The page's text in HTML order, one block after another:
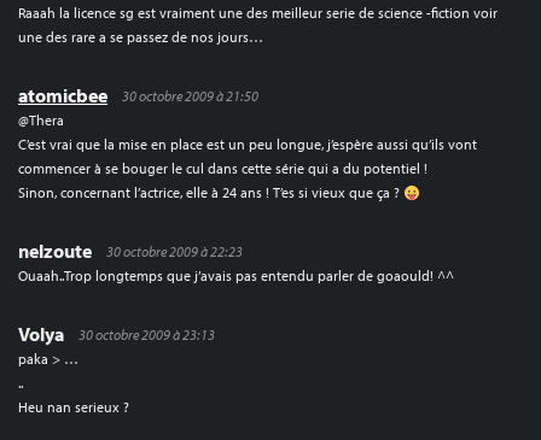
Raaah la licence sg est vraiment une des meilleur serie de science -fiction voir
une des rare a se passez de nos jours…
atomicbee
30 octobre 2009 à 21:50
@Thera
C’est vrai que la mise en place est un peu longue, j’espère aussi qu’ils vont
commencer à se bouger le cul dans cette série qui a du potentiel !
Sinon, concernant l’actrice, elle à 24 ans ! T’es si vieux que ça ?
nelzoute
30 octobre 2009 à 22:23
Ouaah..Trop longtemps que j’avais pas entendu parler de goaould! ^^
Volya
30 octobre 2009 à 23:13
paka > …
..
Heu nan serieux ?